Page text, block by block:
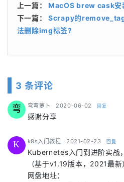
上一篇： MacOS brew cask
下一篇： Scrapy的
法删除img标签?
3 条评论
弯 弯弯萝卜 says:
2020-06-02 回复
感谢分享
K k8s入门教程 says:
2021-02-23 回复
Kubernetes入门到进阶实战
（基于v1.19版本，2021最新
网盘地址：